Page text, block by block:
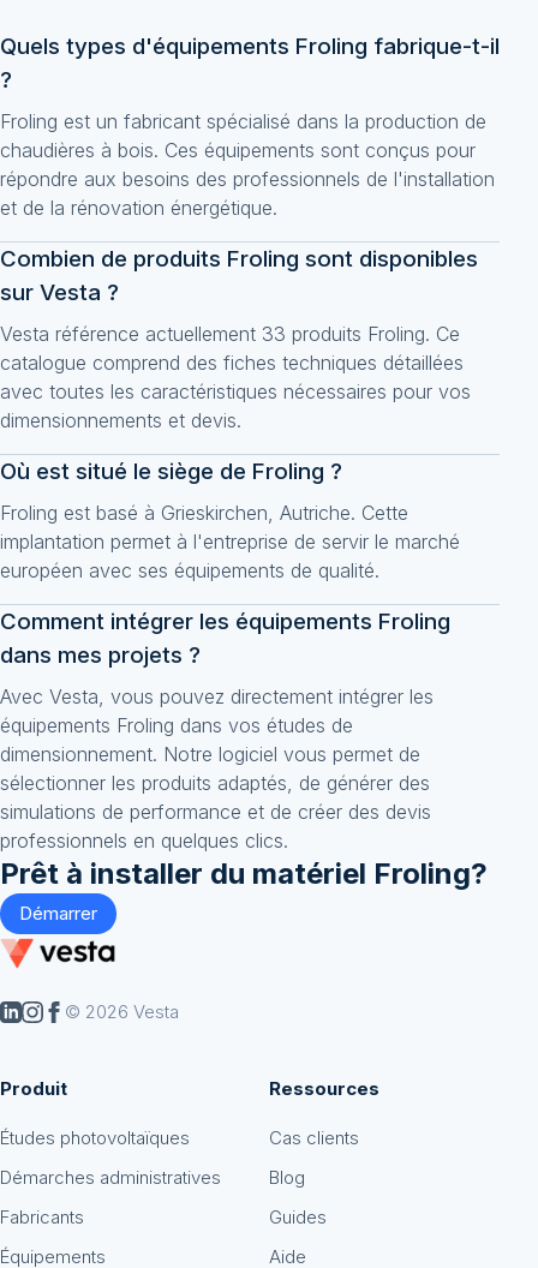
Quels types d'équipements Froling fabrique-t-il
?
Froling est un fabricant spécialisé dans la production de
chaudières à bois. Ces équipements sont conçus pour
répondre aux besoins des professionnels de l'installation
et de la rénovation énergétique.
Combien de produits Froling sont disponibles
sur Vesta ?
Vesta référence actuellement 33 produits Froling. Ce
catalogue comprend des fiches techniques détaillées
avec toutes les caractéristiques nécessaires pour vos
dimensionnements et devis.
Où est situé le siège de Froling ?
Froling est basé à Grieskirchen, Autriche. Cette
implantation permet à l'entreprise de servir le marché
européen avec ses équipements de qualité.
Comment intégrer les équipements Froling
dans mes projets ?
Avec Vesta, vous pouvez directement intégrer les
équipements Froling dans vos études de
dimensionnement. Notre logiciel vous permet de
sélectionner les produits adaptés, de générer des
simulations de performance et de créer des devis
professionnels en quelques clics.
Prêt à installer du matériel Froling?
Démarrer
© 2026 Vesta
Produit
Études photovoltaïques
Démarches administratives
Fabricants
Équipements
Ressources
Cas clients
Blog
Guides
Aide